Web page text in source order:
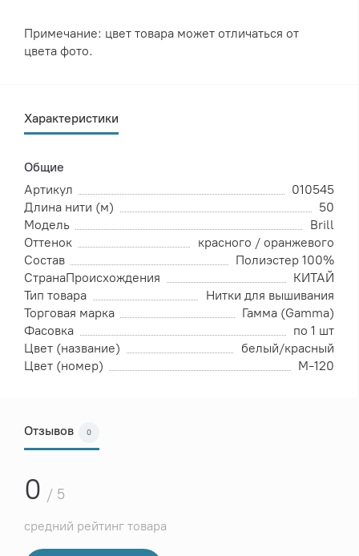
Примечание: цвет товара может отличаться от
цвета фото.
Характеристики
Общие
Артикул
010545
Длина нити (м)
50
Модель
Brill
Оттенок
красного / оранжевого
Состав
Полиэстер 100%
СтранаПроисхождения
КИТАЙ
Тип товара
Нитки для вышивания
Торговая марка
Гамма (Gamma)
Фасовка
по 1 шт
Цвет (название)
белый/красный
Цвет (номер)
М-120
Отзывов 0
0 / 5
средний рейтинг товара